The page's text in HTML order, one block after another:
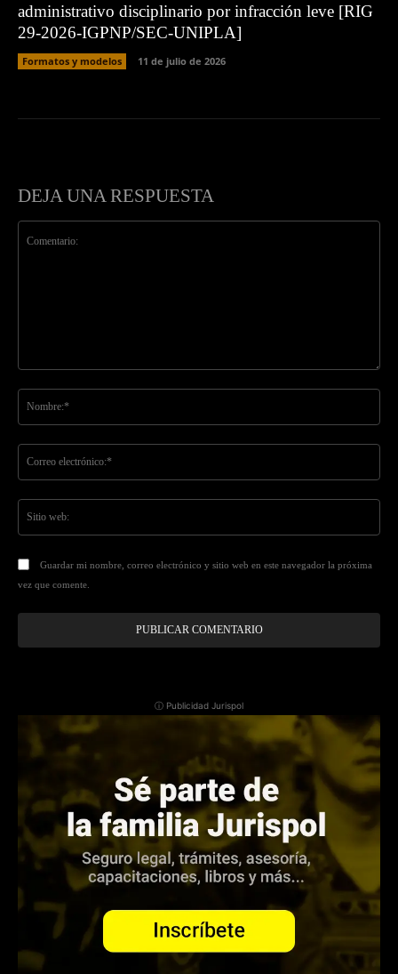
administrativo disciplinario por infracción leve [RIG
29-2026-IGPNP/SEC-UNIPLA]
Formatos y modelos 11 de julio de 2026
DEJA UNA RESPUESTA
Guardar mi nombre, correo electrónico y sitio web en este navegador la próxima
vez que comente.
ⓘ Publicidad Jurispol